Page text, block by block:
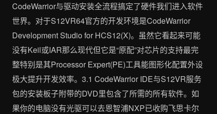
CodeWarrior与驱动安装全流程搞定了硬件我们进入软件
世界。对于S12VR64官方的开发环境是CodeWarrior
Development Studio for HCS12(X)。虽然它看起来可能
没有Keil或IAR那么现代但它是“原配”对芯片的支持最完
整特别是其Processor Expert(PE)工具能图形化配置外设
极大提升开发效率。3.1 CodeWarrior IDE与S12VR服务
包的安装板子附带的DVD里包含了所需的所有软件。如
果你的电脑没有光驱可以去恩智浦NXP已收购飞思卡尔